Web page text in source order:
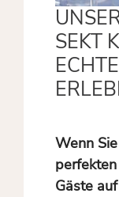
SEKT
Wenn
Gäste